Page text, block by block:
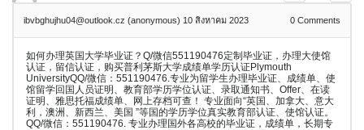
ibvbghujhu04@outlook.cz (anonymous) 10 สิงหาคม 2023 0 Comments
如何办理英国大学毕业证？Q/微信551190476定制毕业证，办理大使馆
认证，留信认证，购买普利茅斯大学成绩单学历认证Plymouth
UniversityQQ/微信：551190476.专业为留学生办理毕业证、成绩单、使
馆留学回国人员证明、教育部学历学位认证、录取通知书、Offer、在读
证明、雅思托福成绩单、网上存档可查！ 专业面向“英国、加拿大、意大
利，澳洲、新西兰、美国 ”等国的学历学位真实教育部认证、使馆认证。
QQ/微信：551190476. 专业办理国外各高校的毕业证，成绩单，长期专